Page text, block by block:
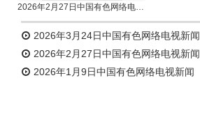
2026年3月24日中国有色网络电视新闻
2026年2月27日中国有色网络电视新闻
2026年1月9日中国有色网络电视新闻